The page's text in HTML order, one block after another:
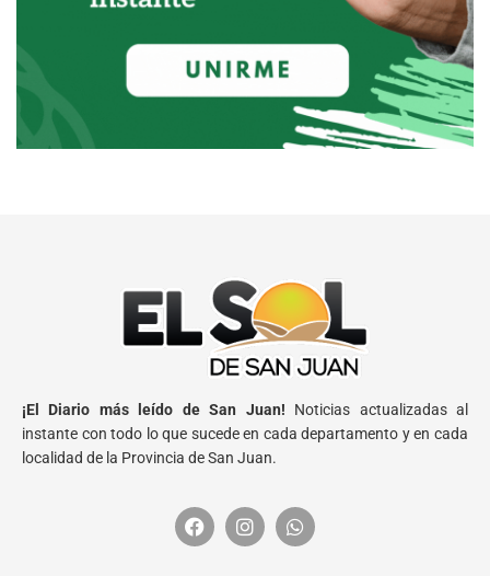
¡El Diario más leído de San Juan! Noticias actualizadas al
instante con todo lo que sucede en cada departamento y en cada
localidad de la Provincia de San Juan.